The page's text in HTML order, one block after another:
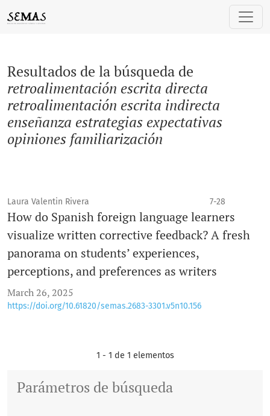
Resultados de la búsqueda de
retroalimentación escrita directa
retroalimentación escrita indirecta
enseñanza estrategias expectativas
opiniones familiarización
Laura Valentin Rivera 7-28
How do Spanish foreign language learners
visualize written corrective feedback? A fresh
panorama on students’ experiences,
perceptions, and preferences as writers
March 26, 2025
https://doi.org/10.61820/semas.2683-3301.v5n10.156
1 - 1 de 1 elementos
Parámetros de búsqueda